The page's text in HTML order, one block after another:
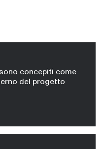
concepiti come
del progetto